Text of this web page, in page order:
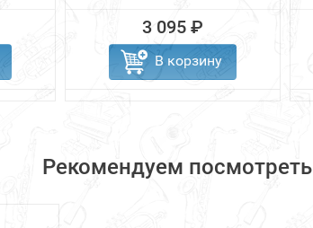
3 095 ₽
В корзину
Рекомендуем посмотреть